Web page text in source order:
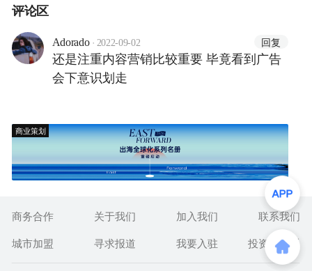
评论区
Adorado · 2022-09-02 回复
还是注重内容营销比较重要 毕竟看到广告
会下意识划走
商业策划
商务合作 关于我们 加入我们
联系我们
城市加盟
寻求报道 我要入驻 投资者关系